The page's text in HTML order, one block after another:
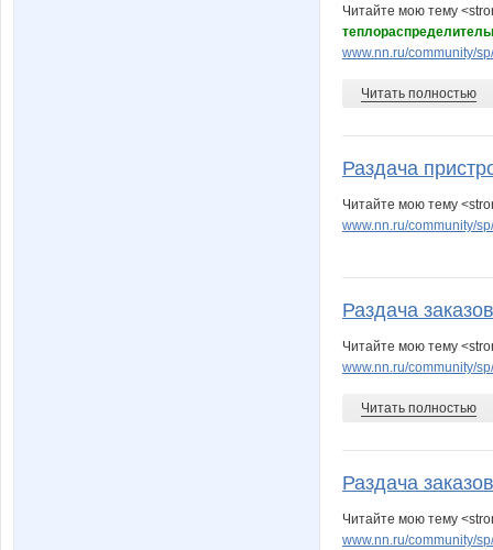
Читайте мою тему
www.nn.ru/community/
Читать полностью
Раздача
Читайте мою тему
www.nn.ru/community/
Раздача
Читайте мою тему
www.nn.ru/community/
Читать полностью
Раздача
Читайте мою тему
www.nn.ru/community/